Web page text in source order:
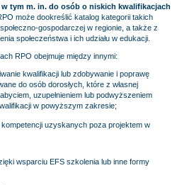
tym m. in. do osób o niskich kwalifikacjach
może dookreślić katalog kategorii takich
gospodarczej w regionie, a także z
społeczeństwa i ich udziału w edukacji.
RPO obejmuje między innymi:
kwalifikacji lub zdobywanie i poprawę
do osób dorosłych, które z własnej
uzupełnieniem lub podwyższeniem
w powyższym zakresie;
uzyskanych poza projektem w
wsparciu EFS szkolenia lub inne formy